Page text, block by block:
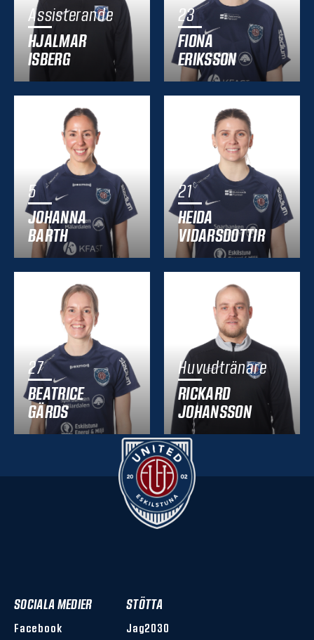
Assisterande
HJALMAR
ISBERG
23
FIONA
ERIKSSON
5
JOHANNA
BARTH
21
HEIDA
VIDARSDOTTIR
27
BEATRICE
GÄRDS
Huvudtränare
RICKARD
JOHANSSON
SOCIALA MEDIER
Facebook
STÖTTA
Jag2030